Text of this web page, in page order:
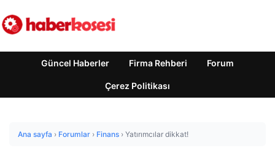
Güncel Haberler Firma Rehberi Forum
Çerez Politikası
Ana sayfa › Forumlar › Finans › Yatırımcılar dikkat!